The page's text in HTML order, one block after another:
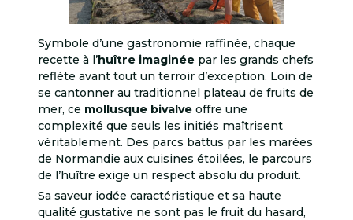
Symbole d’une gastronomie raffinée, chaque
recette à l’huître imaginée par les grands chefs
reflète avant tout un terroir d’exception. Loin de
se cantonner au traditionnel plateau de fruits de
mer, ce mollusque bivalve offre une
complexité que seuls les initiés maîtrisent
véritablement. Des parcs battus par les marées
de Normandie aux cuisines étoilées, le parcours
de l’huître exige un respect absolu du produit.
Sa saveur iodée caractéristique et sa haute
qualité gustative ne sont pas le fruit du hasard,